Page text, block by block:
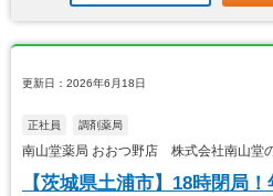
更新日：2026年6月18日
正社員 調剤薬局
南山堂薬局 おおつ野店 株式会社南山堂
【茨城県土浦市】18時閉局